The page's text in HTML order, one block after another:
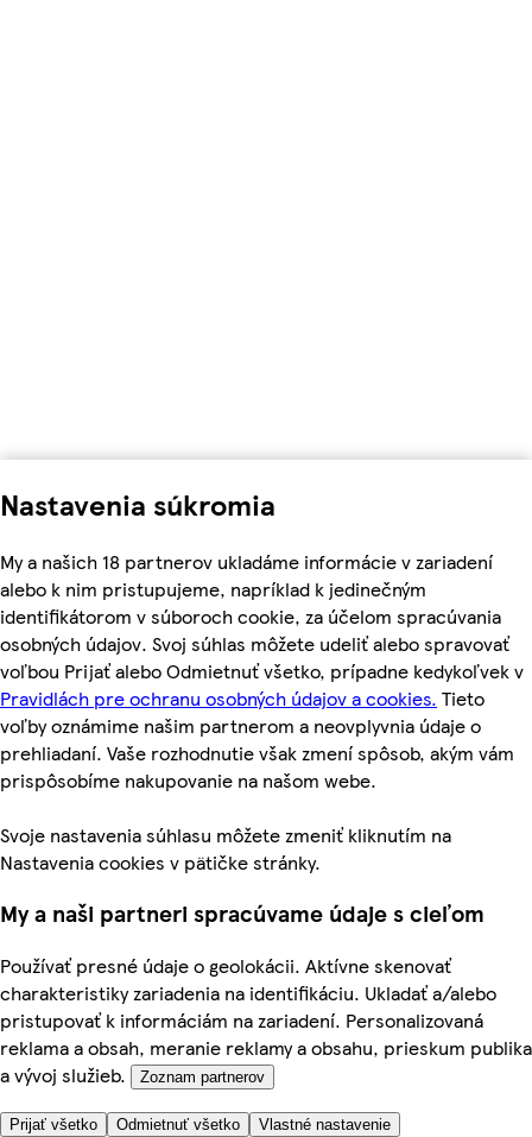
Nastavenia súkromia
My a našich 18 partnerov ukladáme informácie v zariadení
alebo k nim pristupujeme, napríklad k jedinečným
identifikátorom v súboroch cookie, za účelom spracúvania
osobných údajov. Svoj súhlas môžete udeliť alebo spravovať
voľbou Prijať alebo Odmietnuť všetko, prípadne kedykoľvek v
Pravidlách pre ochranu osobných údajov a cookies. Tieto
voľby oznámime našim partnerom a neovplyvnia údaje o
prehliadaní. Vaše rozhodnutie však zmení spôsob, akým vám
prispôsobíme nakupovanie na našom webe.
Svoje nastavenia súhlasu môžete zmeniť kliknutím na
Nastavenia cookies v pätičke stránky.
My a naši partneri spracúvame údaje s cieľom
Používať presné údaje o geolokácii. Aktívne skenovať
charakteristiky zariadenia na identifikáciu. Ukladať a/alebo
pristupovať k informáciám na zariadení. Personalizovaná
reklama a obsah, meranie reklamy a obsahu, prieskum publika
a vývoj služieb.
Zoznam partnerov
Prijať všetko Odmietnuť všetko Vlastné nastavenie